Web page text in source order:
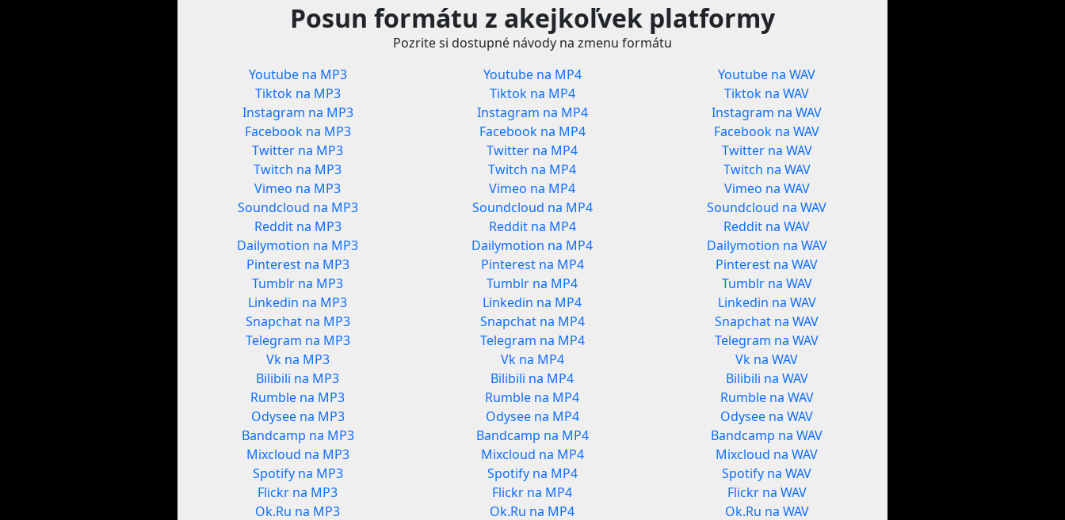
Posun formátu z akejkoľvek platformy
Pozrite si dostupné návody na zmenu formátu
Youtube na MP3
Tiktok na MP3
Instagram na MP3
Facebook na MP3
Twitter na MP3
Twitch na MP3
Vimeo na MP3
Soundcloud na MP3
Reddit na MP3
Dailymotion na MP3
Pinterest na MP3
Tumblr na MP3
Linkedin na MP3
Snapchat na MP3
Telegram na MP3
Vk na MP3
Bilibili na MP3
Rumble na MP3
Odysee na MP3
Bandcamp na MP3
Mixcloud na MP3
Spotify na MP3
Flickr na MP3
Ok.Ru na MP3
Youtube na MP4
Tiktok na MP4
Instagram na MP4
Facebook na MP4
Twitter na MP4
Twitch na MP4
Vimeo na MP4
Soundcloud na MP4
Reddit na MP4
Dailymotion na MP4
Pinterest na MP4
Tumblr na MP4
Linkedin na MP4
Snapchat na MP4
Telegram na MP4
Vk na MP4
Bilibili na MP4
Rumble na MP4
Odysee na MP4
Bandcamp na MP4
Mixcloud na MP4
Spotify na MP4
Flickr na MP4
Ok.Ru na MP4
Youtube na WAV
Tiktok na WAV
Instagram na WAV
Facebook na WAV
Twitter na WAV
Twitch na WAV
Vimeo na WAV
Soundcloud na WAV
Reddit na WAV
Dailymotion na WAV
Pinterest na WAV
Tumblr na WAV
Linkedin na WAV
Snapchat na WAV
Telegram na WAV
Vk na WAV
Bilibili na WAV
Rumble na WAV
Odysee na WAV
Bandcamp na WAV
Mixcloud na WAV
Spotify na WAV
Flickr na WAV
Ok.Ru na WAV